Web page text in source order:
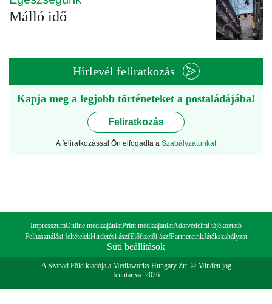
Málló idő
Hírlevél feliratkozás
Kapja meg a legjobb történeteket a postaládájába!
Feliratkozás
A feliratkozással Ön elfogadta a Szabályzatunkat
ImpresszumOnline médiaajánlatPrint médiaajánlatAdatvédelmi tájékoztató
Felhasználási feltételekHirdetési ászfElőfizetői ászfPartnereinkJátékszabályzat
Süti beállítások
A Szabad Föld kiadója a Mediaworks Hungary Zrt. © Minden jog
fenntartva. 2026